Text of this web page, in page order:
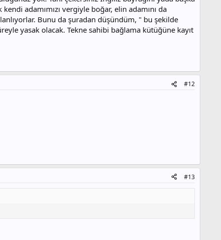
adamımızı vergiyle boğar, elin adamını da
Bunu da şuradan düşündüm, " bu şekilde
yasak olacak. Tekne sahibi bağlama kütüğüne kayıt
#12
#13